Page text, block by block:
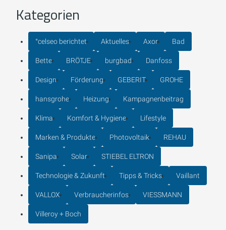
Kategorien
°celseo berichtet Aktuelles Axor Bad
Bette BRÖTJE burgbad Danfoss
Design Förderung GEBERIT GROHE
hansgrohe Heizung Kampagnenbeitrag
Klima Komfort & Hygiene Lifestyle
Marken & Produkte Photovoltaik REHAU
Sanipa Solar STIEBEL ELTRON
Technologie & Zukunft Tipps & Tricks Vaillant
VALLOX Verbraucherinfos VIESSMANN
Villeroy + Boch